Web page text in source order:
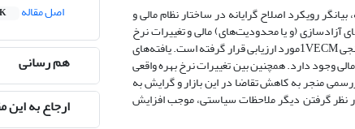
رویکرد اصلاح گرایانه در ساختار نظام مالی و
(و یا محدودیت‌های) مالی و تغییرات نرخ
بهره واقعی (سپرده‌ها و تسهیلات) بر توسعه بخش مالی در اقتصاد ایران برای دوره زمانی 82-1348 با استفاده از تکنیک اقتصادسنجی 1VECMمورد ارزیابی قرار گرفته است. یافته‌های
وجود دارد. همچنین بین تغییرات نرخ بهره واقعی
منجر به کاهش تقاضا در این بازار و گرایش به
نظر گرفتن دیگر ملاحظات سیاستی، موجب افزایش
اصل مقاله
هم رسانی
ارجاع به این